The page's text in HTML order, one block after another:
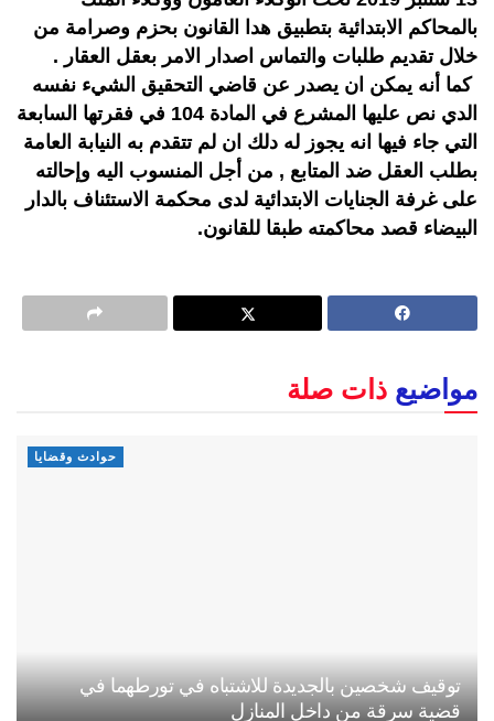
بالمحاكم الابتدائية بتطبيق هدا القانون بحزم وصرامة من
خلال تقديم طلبات والتماس اصدار الامر بعقل العقار .
كما أنه يمكن ان يصدر عن قاضي التحقيق الشيء نفسه
الدي نص عليها المشرع في المادة 104 في فقرتها السابعة
التي جاء فيها انه يجوز له دلك ان لم تتقدم به النيابة العامة
بطلب العقل ضد المتابع , من أجل المنسوب اليه وإحالته
على غرفة الجنايات الابتدائية لدى محكمة الاستئناف بالدار
البيضاء قصد محاكمته طبقا للقانون.
مواضيع ذات صلة
حوادث وقضايا
توقيف شخصين بالجديدة للاشتباه في تورطهما في
قضية سرقة من داخل المنازل